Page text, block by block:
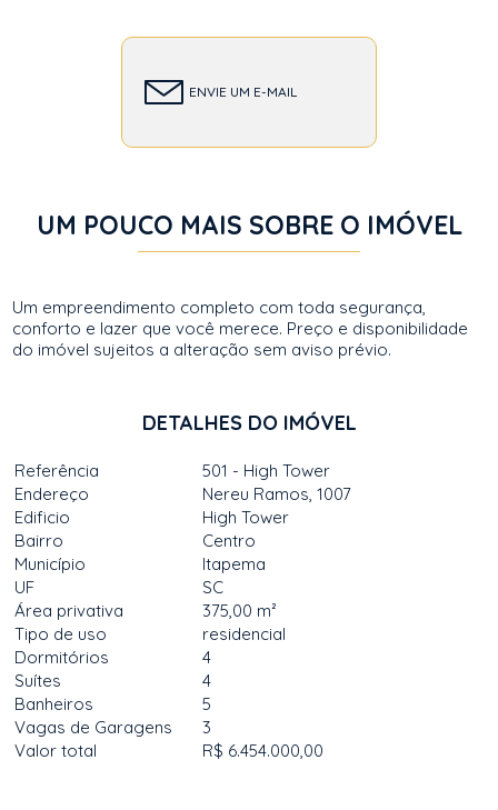
ENVIE UM E-MAIL
UM POUCO MAIS SOBRE O IMÓVEL
Um empreendimento completo com toda segurança,
conforto e lazer que você merece. Preço e disponibilidade
do imóvel sujeitos a alteração sem aviso prévio.
DETALHES DO IMÓVEL
Referência
501 - High Tower
Endereço
Nereu Ramos, 1007
Edificio
High Tower
Bairro
Centro
Município
Itapema
UF
SC
Área privativa
375,00 m²
Tipo de uso
residencial
Dormitórios
4
Suítes
4
Banheiros
5
Vagas de Garagens
3
Valor total
R$ 6.454.000,00